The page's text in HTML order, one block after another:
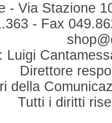
- Via Stazione
- Fax
Luigi
Direttore
della
Tutti i diritti